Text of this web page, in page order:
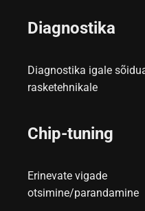
Diagnostika
Diagnostika igale
rasketehnikale
Chip-tuning
Erinevate vigade
otsimine/parandamine